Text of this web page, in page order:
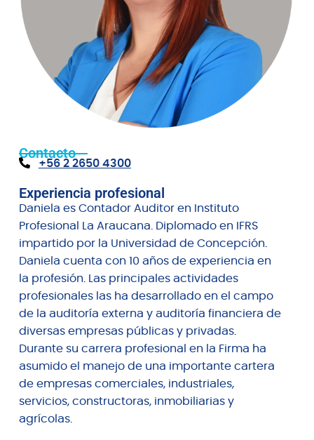
Experiencia profesional
Daniela es Contador Auditor en Instituto
Profesional La Araucana. Diplomado en IFRS
impartido por la Universidad de Concepción.
Daniela cuenta con 10 años de experiencia en
la profesión. Las principales actividades
profesionales las ha desarrollado en el campo
de la auditoría externa y auditoría financiera de
diversas empresas públicas y privadas.
Durante su carrera profesional en la Firma ha
asumido el manejo de una importante cartera
de empresas comerciales, industriales,
servicios, constructoras, inmobiliarias y
agrícolas.
Contacto
+56 2 2650 4300